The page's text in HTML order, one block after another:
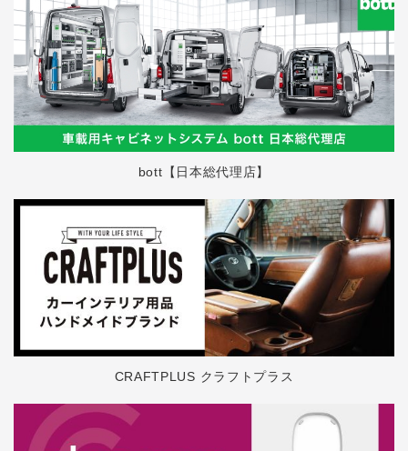
bott【日本総代理店】
CRAFTPLUS クラフトプラス